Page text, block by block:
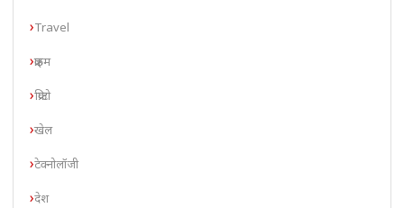
Travel
क्राइम
क्रिप्टो
खेल
टेक्नोलॉजी
देश